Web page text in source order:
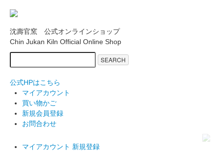
沈壽官窯 公式オンラインショップ
Chin Jukan Kiln Official Online Shop
SEARCH
公式HPはこちら
マイアカウント
買い物かご
新規会員登録
お問合わせ
マイアカウント 新規登録